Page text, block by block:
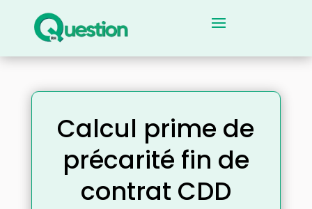
Calcul prime de
précarité fin de
contrat CDD